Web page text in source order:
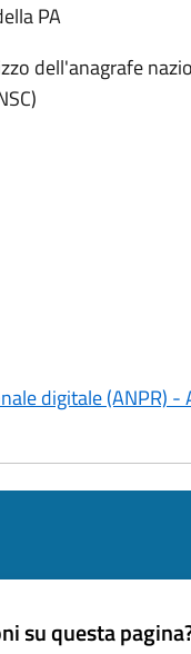
PA
dell'anagrafe
digitale (ANPR) -
su questa